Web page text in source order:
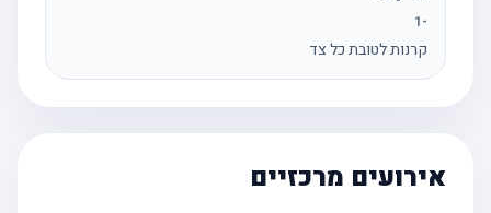
קרנות לטובת כל צד
אירועים מרכזיים